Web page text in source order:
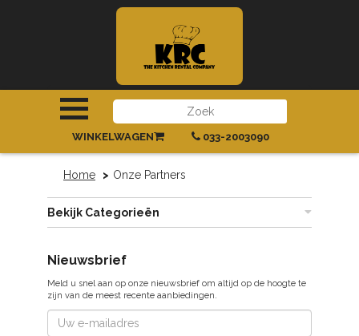
INLOGGEN|REGISTREREN
033-2003090
WINKELWAGEN
Home Onze Partners
Bekijk Categorieën
Nieuwsbrief
Meld u snel aan op onze nieuwsbrief om altijd op de hoogte te
zijn van de meest recente aanbiedingen.